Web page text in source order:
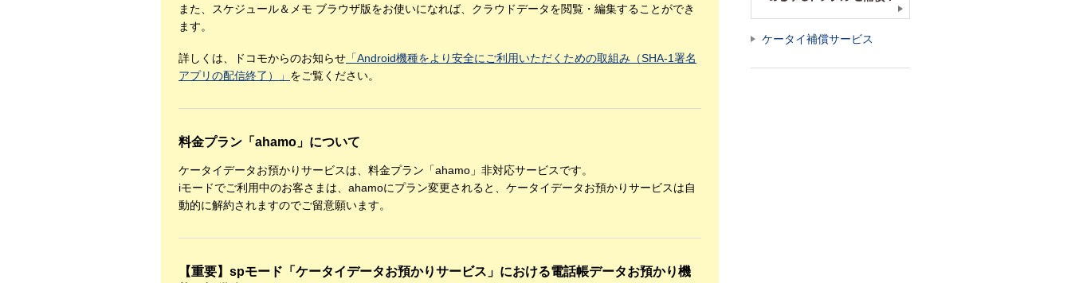
また、スケジュール＆メモ ブラウザ版をお使いになれば、クラウドデータを閲覧・編集することができ
ます。
詳しくは、ドコモからのお知らせ 「Android機種をより安全にご利用いただくための取組み（SHA-1署名
アプリの配信終了）」 をご覧ください。
料金プラン「ahamo」について
ケータイデータお預かりサービスは、料金プラン「ahamo」非対応サービスです。
iモードでご利用中のお客さまは、ahamoにプラン変更されると、ケータイデータお預かりサービスは自
動的に解約されますのでご留意願います。
【重要】spモード「ケータイデータお預かりサービス」における電話帳データお預かり機
ケータイ補償サービス